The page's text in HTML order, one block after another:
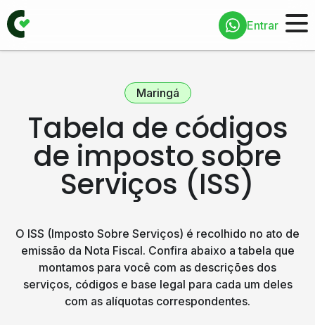
Entrar
Maringá
Tabela de códigos
de imposto sobre
Serviços (ISS)
O ISS (Imposto Sobre Serviços) é recolhido no ato de
emissão da Nota Fiscal. Confira abaixo a tabela que
montamos para você com as descrições dos
serviços, códigos e base legal para cada um deles
com as alíquotas correspondentes.